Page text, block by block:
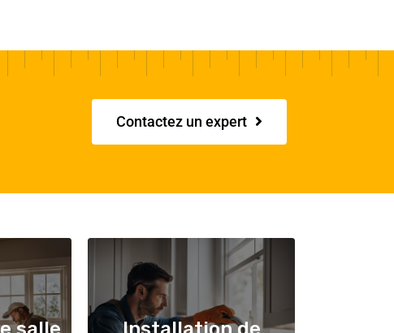
Contactez un expert